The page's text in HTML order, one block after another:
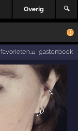
Overig 🔍
favorieten,11· gastenboek